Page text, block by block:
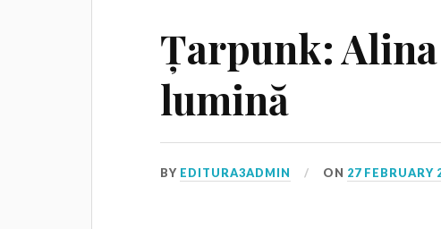
Țarpunk:
lumină
BY EDITURA3ADMIN ON 27 FEBRUARY